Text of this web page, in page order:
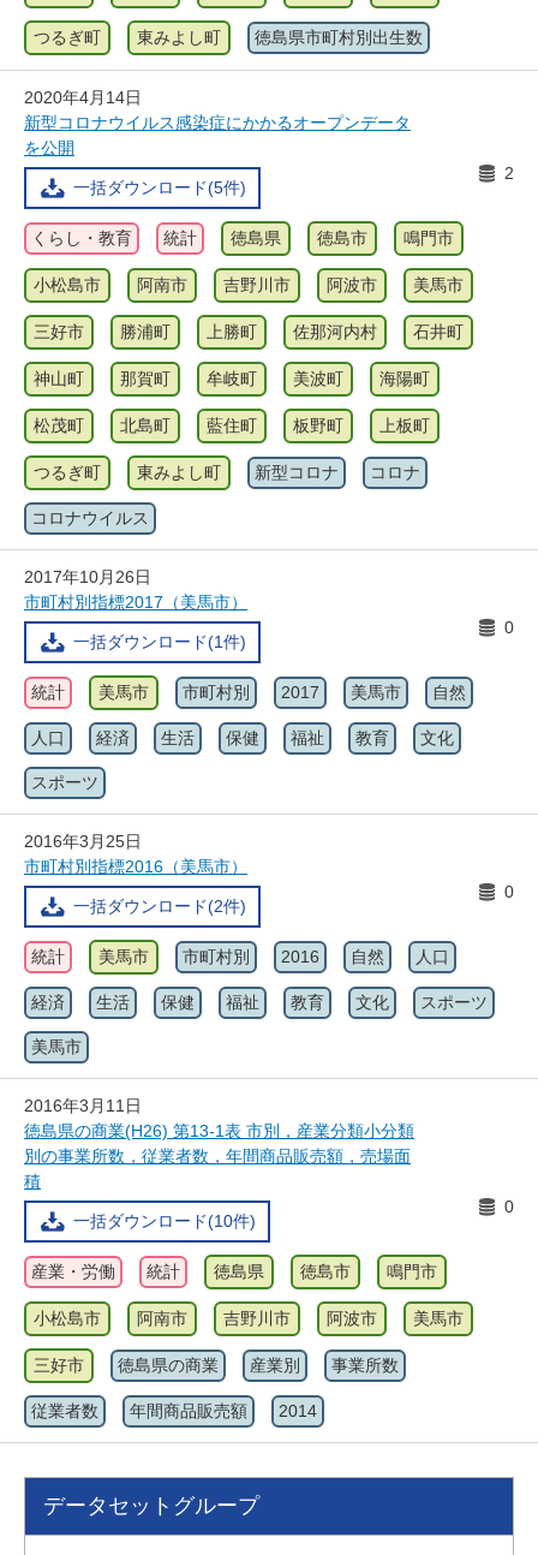
つるぎ町 東みよし町 徳島県市町村別出生数
2020年4月14日
新型コロナウイルス感染症にかかるオープンデータ
を公開
一括ダウンロード(5件)
2
くらし・教育 統計 徳島県 徳島市 鳴門市
小松島市 阿南市 吉野川市 阿波市 美馬市
三好市 勝浦町 上勝町 佐那河内村 石井町
神山町 那賀町 牟岐町 美波町 海陽町
松茂町 北島町 藍住町 板野町 上板町
つるぎ町 東みよし町 新型コロナ コロナ
コロナウイルス
2017年10月26日
市町村別指標2017（美馬市）
一括ダウンロード(1件)
0
統計 美馬市 市町村別 2017 美馬市 自然
人口 経済 生活 保健 福祉 教育 文化
スポーツ
2016年3月25日
市町村別指標2016（美馬市）
一括ダウンロード(2件)
0
統計 美馬市 市町村別 2016 自然 人口
経済 生活 保健 福祉 教育 文化 スポーツ
美馬市
2016年3月11日
徳島県の商業(H26) 第13-1表 市別，産業分類小分類
別の事業所数，従業者数，年間商品販売額，売場面
積
一括ダウンロード(10件)
0
産業・労働 統計 徳島県 徳島市 鳴門市
小松島市 阿南市 吉野川市 阿波市 美馬市
三好市 徳島県の商業 産業別 事業所数
従業者数 年間商品販売額 2014
データセットグループ